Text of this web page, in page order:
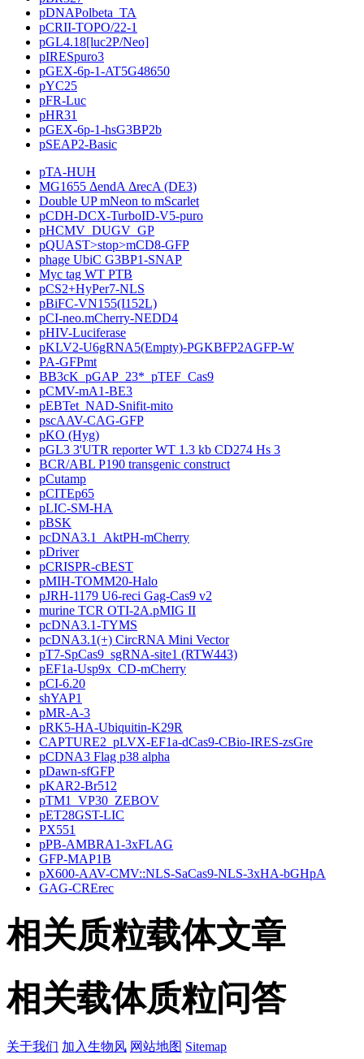
pDNAPolbeta_TA
pCRII-TOPO/22-1
pGL4.18[luc2P/Neo]
pIRESpuro3
pGEX-6p-1-AT5G48650
pYC25
pFR-Luc
pHR31
pGEX-6p-1-hsG3BP2b
pSEAP2-Basic
pTA-HUH
MG1655 ΔendA ΔrecA (DE3)
Double UP mNeon to mScarlet
pCDH-DCX-TurboID-V5-puro
pHCMV_DUGV_GP
pQUAST>stop>mCD8-GFP
phage UbiC G3BP1-SNAP
Myc tag WT PTB
pCS2+HyPer7-NLS
pBiFC-VN155(I152L)
pCI-neo.mCherry-NEDD4
pHIV-Luciferase
pKLV2-U6gRNA5(Empty)-PGKBFP2AGFP-W
PA-GFPmt
BB3cK_pGAP_23*_pTEF_Cas9
pCMV-mA1-BE3
pEBTet_NAD-Snifit-mito
pscAAV-CAG-GFP
pKO (Hyg)
pGL3 3'UTR reporter WT 1.3 kb CD274 Hs 3
BCR/ABL P190 transgenic construct
pCutamp
pCITEp65
pLIC-SM-HA
pBSK
pcDNA3.1_AktPH-mCherry
pDriver
pCRISPR-cBEST
pMIH-TOMM20-Halo
pJRH-1179 U6-reci Gag-Cas9 v2
murine TCR OTI-2A.pMIG II
pcDNA3.1-TYMS
pcDNA3.1(+) CircRNA Mini Vector
pT7-SpCas9_sgRNA-site1 (RTW443)
pEF1a-Usp9x_CD-mCherry
pCI-6.20
shYAP1
pMR-A-3
pRK5-HA-Ubiquitin-K29R
CAPTURE2_pLVX-EF1a-dCas9-CBio-IRES-zsGre
pCDNA3 Flag p38 alpha
pDawn-sfGFP
pKAR2-Br512
pTM1_VP30_ZEBOV
pET28GST-LIC
PX551
pPB-AMBRA1-3xFLAG
GFP-MAP1B
pX600-AAV-CMV::NLS-SaCas9-NLS-3xHA-bGHpA
GAG-CRErec
相关质粒载体文章
相关载体质粒问答
关于我们 加入生物风 网站地图 Sitemap